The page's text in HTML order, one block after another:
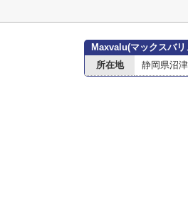
Maxvalu(マックスバ
所在地
静岡県沼